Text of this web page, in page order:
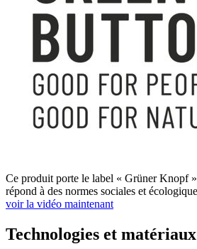
Ce produit porte le label « Grüner Knopf
répond à des normes sociales et
voir la vidéo maintenant
Technologies et matériaux